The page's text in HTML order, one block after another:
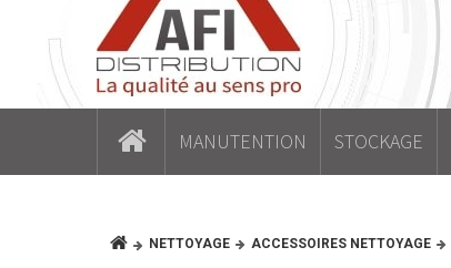
MANUTENTION STOCKAGE
NETTOYAGE ACCESSOIRES NETTOYAGE